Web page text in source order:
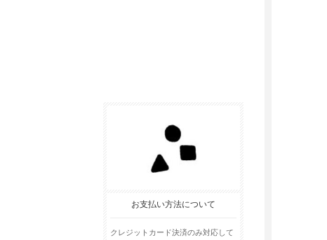
お支払い方法について
クレジットカード決済のみ対応して